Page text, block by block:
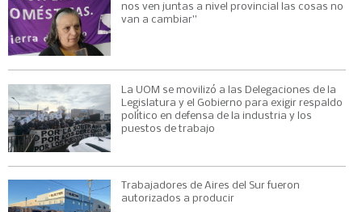
nos ven juntas a nivel provincial las cosas no
van a cambiar”
La UOM se movilizó a las Delegaciones de la
Legislatura y el Gobierno para exigir respaldo
político en defensa de la industria y los
puestos de trabajo
Trabajadores de Aires del Sur fueron
autorizados a producir